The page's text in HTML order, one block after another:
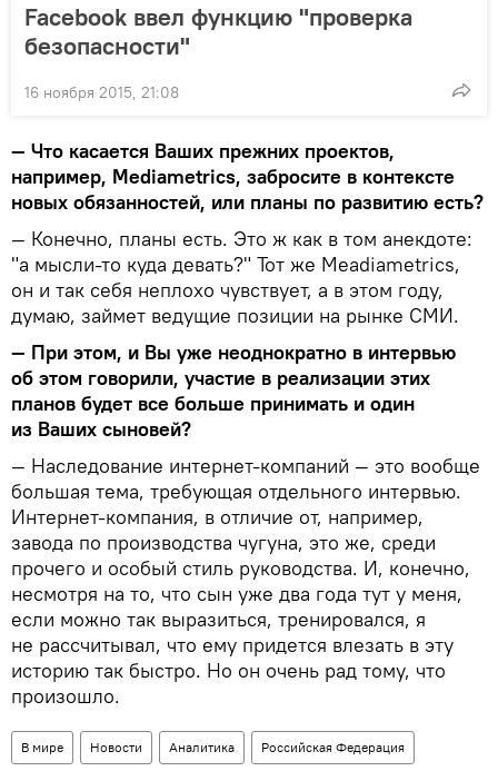
Facebook ввел функцию "проверка
безопасности"
16 ноября 2015, 21:08
— Что касается Ваших прежних проектов,
например, Mediametrics, забросите в контексте
новых обязанностей, или планы по развитию есть?
— Конечно, планы есть. Это ж как в том анекдоте:
"а мысли-то куда девать?" Тот же Meadiametrics,
он и так себя неплохо чувствует, а в этом году,
думаю, займет ведущие позиции на рынке СМИ.
— При этом, и Вы уже неоднократно в интервью
об этом говорили, участие в реализации этих
планов будет все больше принимать и один
из Ваших сыновей?
— Наследование интернет-компаний — это вообще
большая тема, требующая отдельного интервью.
Интернет-компания, в отличие от, например,
завода по производства чугуна, это же, среди
прочего и особый стиль руководства. И, конечно,
несмотря на то, что сын уже два года тут у меня,
если можно так выразиться, тренировался, я
не рассчитывал, что ему придется влезать в эту
историю так быстро. Но он очень рад тому, что
произошло.
В мире Новости Аналитика Российская Федерация